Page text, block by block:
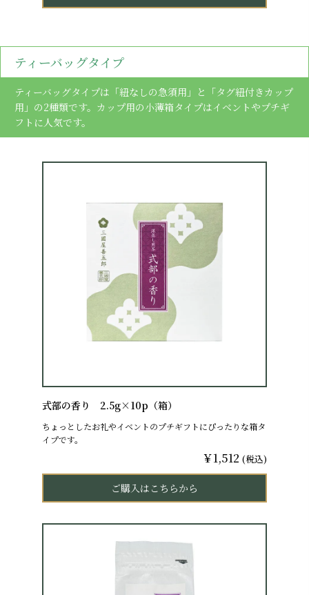
ティーバッグタイプ
ティーバッグタイプは「紐なしの急須用」と「タグ紐付きカップ
用」の2種類です。カップ用の小薄箱タイプはイベントやプチギ
フトに人気です。
式部の香り 2.5g×10p（箱）
ちょっとしたお礼やイベントのプチギフトにぴったりな箱タ
イプです。
￥1,512 (税込)
ご購入はこちらから